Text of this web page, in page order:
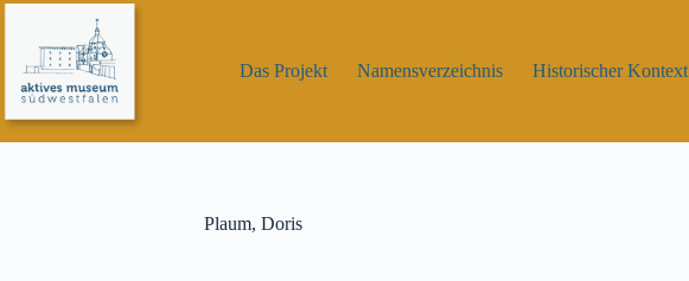
Zum
springen
Das Projekt
Namensverzeichnis Historischer Kontext
Plaum, Doris